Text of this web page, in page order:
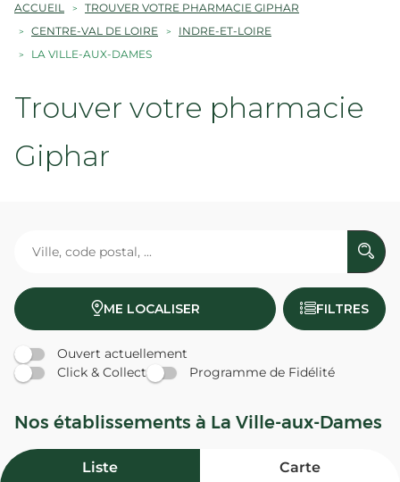
ACCUEIL
TROUVER VOTRE PHARMACIE GIPHAR
CENTRE-VAL DE LOIRE
INDRE-ET-LOIRE
LA VILLE-AUX-DAMES
Trouver votre pharmacie
Giphar
ME LOCALISER FILTRES
Ouvert actuellement
Click & Collect
Programme de Fidélité
Nos établissements à La Ville-aux-Dames
Liste Carte